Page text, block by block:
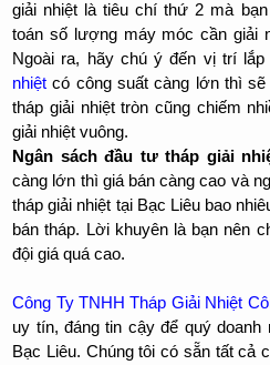
giải nhiệt là tiêu chí thứ 2 mà
toán số lượng máy móc cần giải
Ngoài ra, hãy chú ý đến vị trí lắp
nhiệt có công suất càng lớn thì sẽ
tháp giải nhiệt tròn cũng chiếm
giải nhiệt vuông.
Ngân sách đầu tư tháp giải
càng lớn thì giá bán càng cao và
tháp giải nhiệt tại Bạc Liêu bao
bán tháp. Lời khuyên là bạn nên
đội giá quá cao.
Công Ty TNHH Tháp Giải Nhiệt
uy tín, đáng tin cậy để quý doanh
Bạc Liêu. Chúng tôi có sẵn tất cả